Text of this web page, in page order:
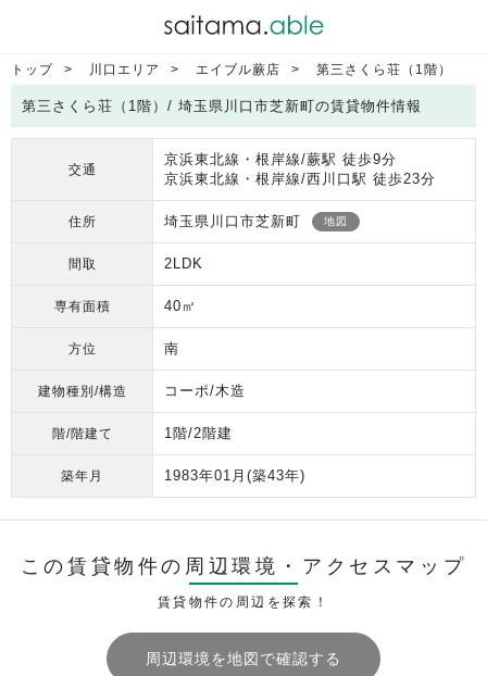
トップ 川口エリア エイブル蕨店 第三さくら荘（1階）
第三さくら荘（1階）/ 埼玉県川口市芝新町の賃貸物件情報
交通
京浜東北線・根岸線/蕨駅 徒歩9分
京浜東北線・根岸線/西川口駅 徒歩23分
住所 埼玉県川口市芝新町 地図
間取 2LDK
専有面積 40㎡
方位 南
建物種別/構造 コーポ/木造
階/階建て 1階/2階建
築年月 1983年01月 (築43年)
この賃貸物件の周辺環境・ アクセスマップ
賃貸物件の周辺を探索！
周辺環境を地図で確認する